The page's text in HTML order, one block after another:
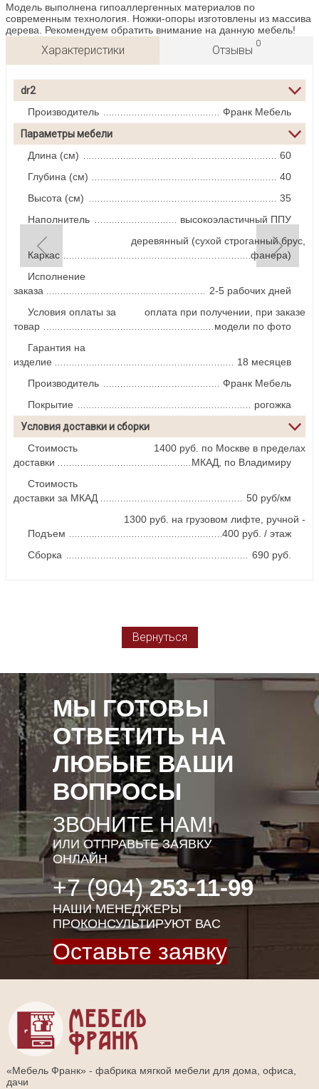
Модель выполнена гипоаллергенных материалов по
современным технология. Ножки-опоры изготовлены из массива
дерева. Рекомендуем обратить внимание на данную мебель!
Характеристики Отзывы
0
dr2
Производитель
Франк Мебель
Параметры мебели
Длина (см)
60
Глубина (см)
40
Высота (см)
35
Наполнитель
высокоэластичный ППУ
Каркас
деревянный (сухой строганный брус,
фанера)
Исполнение
заказа
2-5 рабочих дней
Условия оплаты за
товар
оплата при получении, при заказе
модели по фото
Гарантия на
изделие
18 месяцев
Производитель
Франк Мебель
Покрытие
рогожка
Условия доставки и сборки
Стоимость
доставки
1400 руб. по Москве в пределах
МКАД, по Владимиру
Стоимость
доставки за МКАД
50 руб/км
Подъем
1300 руб. на грузовом лифте, ручной -
400 руб. / этаж
Сборка
690 руб.
Вернуться
МЫ ГОТОВЫ
ОТВЕТИТЬ НА
ЛЮБЫЕ ВАШИ
ВОПРОСЫ
ЗВОНИТЕ НАМ!
ИЛИ ОТПРАВЬТЕ ЗАЯВКУ
ОНЛАЙН
+7 (904)253-11-99
НАШИ МЕНЕДЖЕРЫ
ПРОКОНСУЛЬТИРУЮТ ВАС
Оставьте заявку
«Мебель Франк» - фабрика мягкой мебели для дома, офиса,
дачи